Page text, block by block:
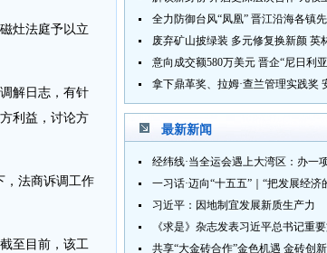
灶法庭予以立
解日志，有针
利益，讨论方
法商诉调工作
至目前，该工
全力防御台风“凤凰” 晋江沿海各镇
最新新闻
习近平：因地制宜发展新质生产力